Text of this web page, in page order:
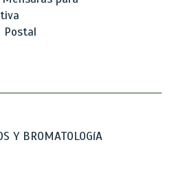
Postal
Y BROMATOLOGíA